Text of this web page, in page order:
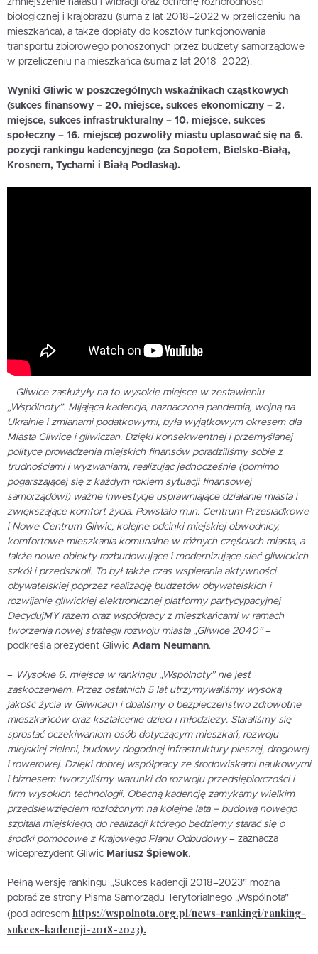
biologicznej i krajobrazu (suma z lat 2018–2022 w przeliczeniu na
mieszkańca), a także dopłaty do kosztów funkcjonowania
transportu zbiorowego ponoszonych przez budżety samorządowe
w przeliczeniu na mieszkańca (suma z lat 2018–2022).
Wyniki Gliwic w poszczególnych wskaźnikach cząstkowych
(sukces finansowy – 20. miejsce, sukces ekonomiczny – 2.
miejsce, sukces infrastrukturalny – 10. miejsce, sukces
społeczny – 16. miejsce) pozwoliły miastu uplasować się na 6.
pozycji rankingu kadencyjnego (za Sopotem, Bielsko-Białą,
Krosnem, Tychami i Białą Podlaską).
– Gliwice zasłużyły na to wysokie miejsce w zestawieniu
„Wspólnoty”. Mijająca kadencja, naznaczona pandemią, wojną na
Ukrainie i zmianami podatkowymi, była wyjątkowym okresem dla
Miasta Gliwice i gliwiczan. Dzięki konsekwentnej i przemyślanej
polityce prowadzenia miejskich finansów poradziliśmy sobie z
trudnościami i wyzwaniami, realizując jednocześnie (pomimo
pogarszającej się z każdym rokiem sytuacji finansowej
samorządów!) ważne inwestycje usprawniające działanie miasta i
zwiększające komfort życia. Powstało m.in. Centrum Przesiadkowe
i Nowe Centrum Gliwic, kolejne odcinki miejskiej obwodnicy,
komfortowe mieszkania komunalne w różnych częściach miasta, a
także nowe obiekty rozbudowujące i modernizujące sieć gliwickich
szkół i przedszkoli. To był także czas wspierania aktywności
obywatelskiej poprzez realizację budżetów obywatelskich i
rozwijanie gliwickiej elektronicznej platformy partycypacyjnej
DecydujMY razem oraz współpracy z mieszkańcami w ramach
tworzenia nowej strategii rozwoju miasta „Gliwice 2040”–
podkreśla prezydent Gliwic Adam Neumann.
– Wysokie 6. miejsce w rankingu „Wspólnoty” nie jest
zaskoczeniem. Przez ostatnich 5 lat utrzymywaliśmy wysoką
jakość życia w Gliwicach i dbaliśmy o bezpieczeństwo zdrowotne
mieszkańców oraz kształcenie dzieci i młodzieży. Staraliśmy się
sprostać oczekiwaniom osób dotyczącym mieszkań, rozwoju
miejskiej zieleni, budowy dogodnej infrastruktury pieszej, drogowej
i rowerowej. Dzięki dobrej współpracy ze środowiskami naukowymi
i biznesem tworzyliśmy warunki do rozwoju przedsiębiorczości i
firm wysokich technologii. Obecną kadencję zamykamy wielkim
przedsięwzięciem rozłożonym na kolejne lata – budową nowego
szpitala miejskiego, do realizacji którego będziemy starać się o
środki pomocowe z Krajowego Planu Odbudowy– zaznacza
wiceprezydent Gliwic Mariusz Śpiewok.
Pełną wersję rankingu „Sukces kadencji 2018–2023” można
pobrać ze strony Pisma Samorządu Terytorialnego „Wspólnota”
(pod adresem https://wspolnota.org.pl/news-rankingi/ranking-
sukces-kadencji-2018-2023).